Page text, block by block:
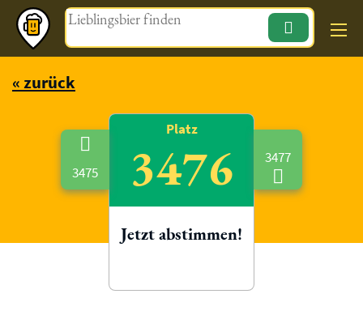
Magazin
« zurück
3475
Platz
3476
Jetzt abstimmen!
3477